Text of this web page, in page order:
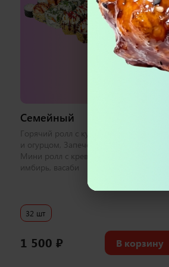
Семейный
Горячий ролл с курицей, Ролл с лососем
и огурцом, Запеченный с креветкой,
Мини ролл с креветкой 1 набор соевый,
имбирь, васаби
32 шт
1 500 ₽ В корзину